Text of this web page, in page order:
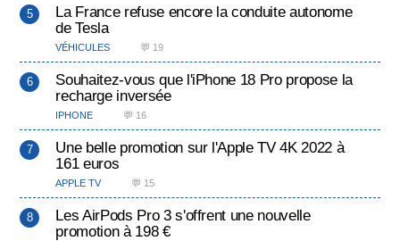
La France refuse encore la conduite autonome
de Tesla
VÉHICULES 💬 19
Souhaitez-vous que l'iPhone 18 Pro propose la
recharge inversée
IPHONE 💬 16
Une belle promotion sur l'Apple TV 4K 2022 à
161 euros
APPLE TV 💬 15
Les AirPods Pro 3 s'offrent une nouvelle
promotion à 198 €